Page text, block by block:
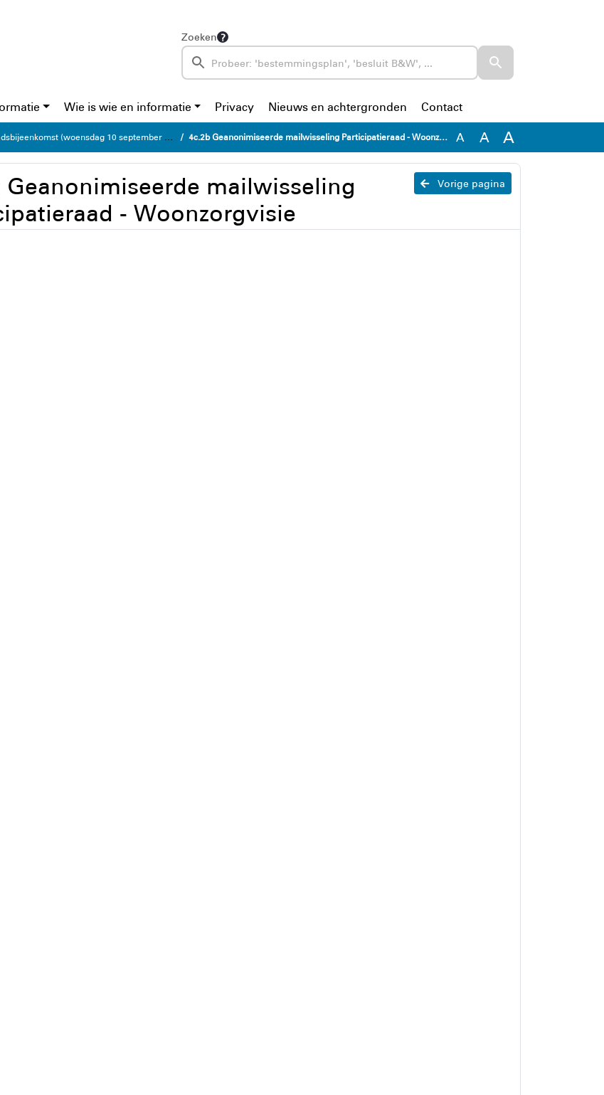
Zoeken
Wie is wie en informatie Privacy Nieuws en achtergronden Contact
(woensdag 10 september 2025) 4c.2b Geanonimiseerde mailwisseling Participatieraad - Woonzorgvisie A A A
Vorige pagina
Geanonimiseerde mailwisseling
- Woonzorgvisie